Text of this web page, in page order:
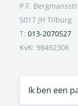
P.F.
5017 JH Tilburg
T: 013-2070527
KvK: 98492306
Ik ben een